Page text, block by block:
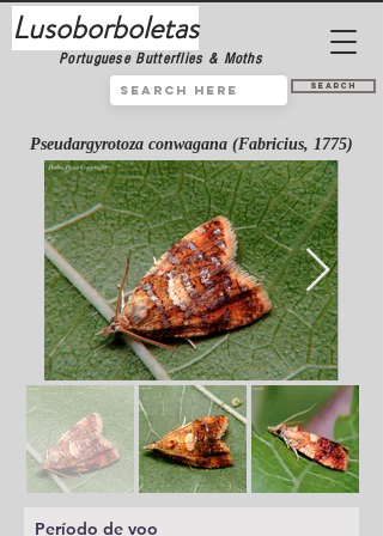
Lusoborboletas
Portuguese Butterflies & Moths
Search
Pseudargyrotoza conwagana (Fabricius, 1775)
Período de voo